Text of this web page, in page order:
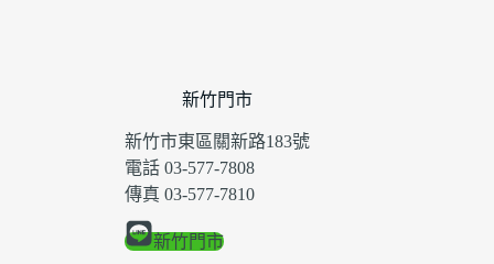
新竹門市
新竹市東區關新路183號
電話 03-577-7808
傳真 03-577-7810
新竹門市